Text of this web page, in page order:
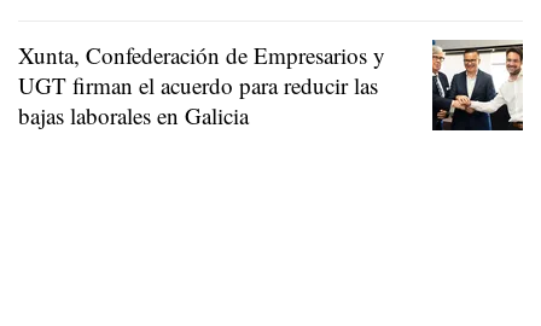
Xunta, Confederación de Empresarios y
UGT firman el acuerdo para reducir las
bajas laborales en Galicia